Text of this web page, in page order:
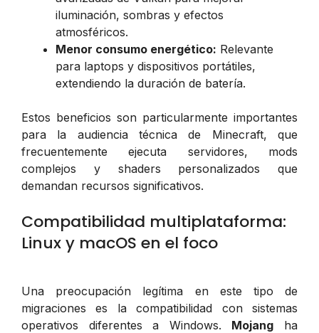
iluminación, sombras y efectos
atmosféricos.
Menor consumo energético: Relevante
para laptops y dispositivos portátiles,
extendiendo la duración de batería.
Estos beneficios son particularmente importantes
para la audiencia técnica de Minecraft, que
frecuentemente ejecuta servidores, mods
complejos y shaders personalizados que
demandan recursos significativos.
Compatibilidad multiplataforma:
Linux y macOS en el foco
Una preocupación legítima en este tipo de
migraciones es la compatibilidad con sistemas
operativos diferentes a Windows. Mojang ha